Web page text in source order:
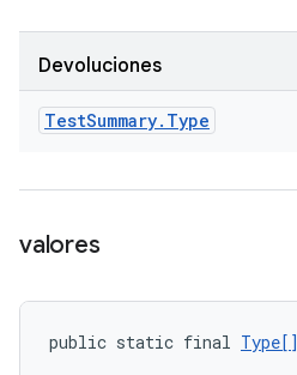
Devoluciones
TestSummary. Type
valores
public static final Type[]